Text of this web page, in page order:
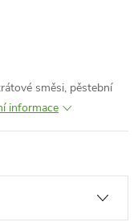
směsi, pěstební
informace